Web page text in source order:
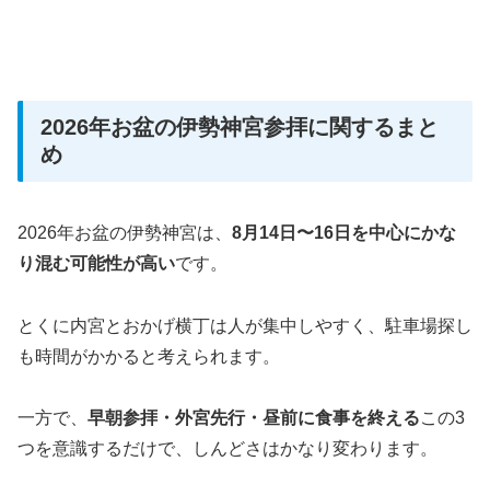
2026年お盆の伊勢神宮参拝に関するまと
め
2026年お盆の伊勢神宮は、 8月14日〜16日を中心にかな
り混む可能性が高いです。
とくに内宮とおかげ横丁は人が集中しやすく、駐車場探し
も時間がかかると考えられます。
一方で、 早朝参拝・外宮先行・昼前に食事を終えるこの3
つを意識するだけで、しんどさはかなり変わります。